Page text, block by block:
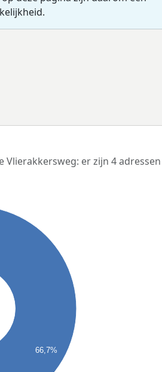
er zijn 4 adressen
66,7%